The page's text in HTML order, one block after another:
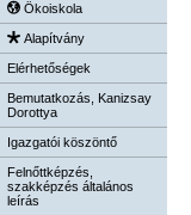
Ökoiskola
Alapítvány
Elérhetőségek
Bemutatkozás, Kanizsay
Dorottya
Igazgatói köszöntő
Felnőttképzés,
szakképzés általános
leírás